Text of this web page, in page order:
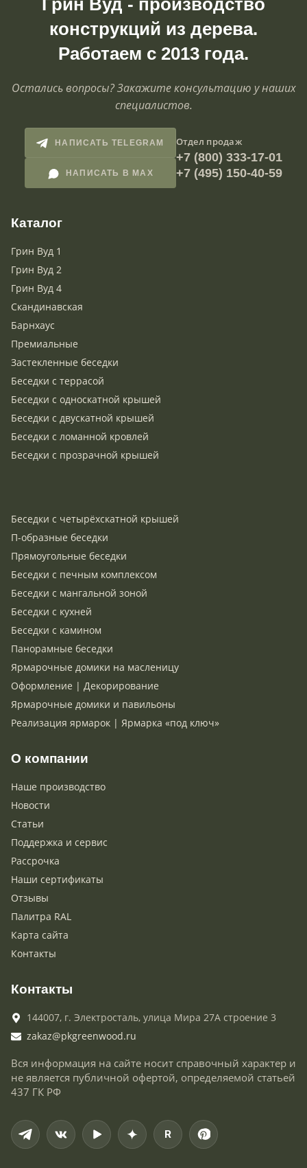
Грин Вуд - производство
конструкций из дерева.
Работаем с 2013 года.
Остались вопросы? Закажите консультацию у наших
специалистов.
НАПИСАТЬ TELEGRAM
НАПИСАТЬ В MAX
Отдел продаж
+7 (800) 333-17-01
+7 (495) 150-40-59
Каталог
Грин Вуд 1
Грин Вуд 2
Грин Вуд 4
Скандинавская
Барнхаус
Премиальные
Застекленные беседки
Беседки с террасой
Беседки с односкатной крышей
Беседки с двускатной крышей
Беседки с ломанной кровлей
Беседки с прозрачной крышей
Беседки с четырёхскатной крышей
П-образные беседки
Прямоугольные беседки
Беседки с печным комплексом
Беседки с мангальной зоной
Беседки с кухней
Беседки с камином
Панорамные беседки
Ярмарочные домики на масленицу
Оформление | Декорирование
Ярмарочные домики и павильоны
Реализация ярмарок | Ярмарка «под ключ»
О компании
Наше производство
Новости
Статьи
Поддержка и сервис
Рассрочка
Наши сертификаты
Отзывы
Палитра RAL
Карта сайта
Контакты
Контакты
144007, г. Электросталь, улица Мира 27А строение 3
zakaz@pkgreenwood.ru
Вся информация на сайте носит справочный характер и
не является публичной офертой, определяемой статьей
437 ГК РФ
R